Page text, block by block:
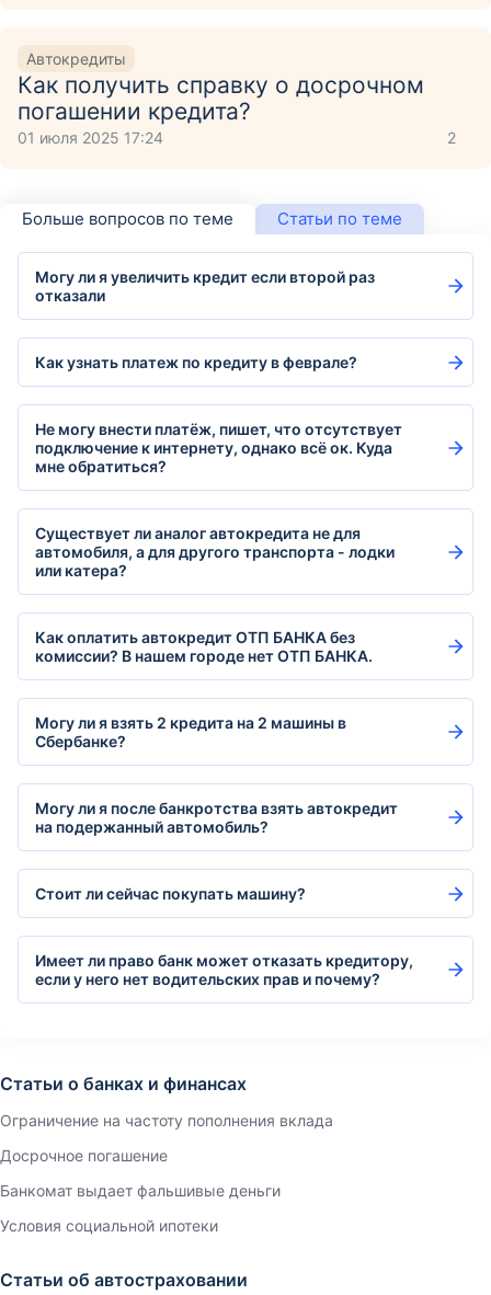
Автокредиты
Как получить справку о досрочном
погашении кредита?
01 июля 2025 17:24 2
Больше вопросов по теме Статьи по теме
Могу ли я увеличить кредит если второй раз
отказали
Как узнать платеж по кредиту в феврале?
Не могу внести платёж, пишет, что отсутствует
подключение к интернету, однако всё ок. Куда
мне обратиться?
Существует ли аналог автокредита не для
автомобиля, а для другого транспорта - лодки
или катера?
Как оплатить автокредит ОТП БАНКА без
комиссии? В нашем городе нет ОТП БАНКА.
Могу ли я взять 2 кредита на 2 машины в
Сбербанке?
Могу ли я после банкротства взять автокредит
на подержанный автомобиль?
Стоит ли сейчас покупать машину?
Имеет ли право банк может отказать кредитору,
если у него нет водительских прав и почему?
Статьи о банках и финансах
Ограничение на частоту пополнения вклада
Досрочное погашение
Банкомат выдает фальшивые деньги
Условия социальной ипотеки
Статьи об автостраховании